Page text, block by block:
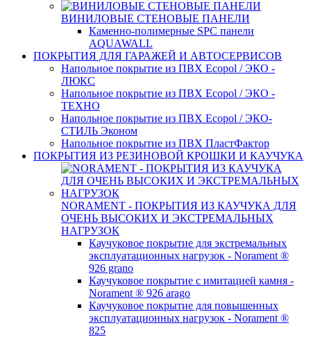
ВИНИЛОВЫЕ СТЕНОВЫЕ ПАНЕЛИ
Каменно-полимерные SPC панели
AQUAWALL
ПОКРЫТИЯ ДЛЯ ГАРАЖЕЙ И АВТОСЕРВИСОВ
Напольное покрытие из ПВХ Ecopol / ЭКО -
ЛЮКС
Напольное покрытие из ПВХ Ecopol / ЭКО -
ТЕХНО
Напольное покрытие из ПВХ Ecopol / ЭКО-
СТИЛЬ Эконом
Напольное покрытие из ПВХ ПластФактор
ПОКРЫТИЯ ИЗ РЕЗИНОВОЙ КРОШКИ И КАУЧУКА
NORAMENT - ПОКРЫТИЯ ИЗ КАУЧУКА ДЛЯ
ОЧЕНЬ ВЫСОКИХ И ЭКСТРЕМАЛЬНЫХ
НАГРУЗОК
Каучуковое покрытие для экстремальных
эксплуатационных нагрузок - Norament ®
926 grano
Каучуковое покрытие с имитацией камня -
Norament ® 926 arago
Каучуковое покрытие для повышенных
эксплуатационных нагрузок - Norament ®
825